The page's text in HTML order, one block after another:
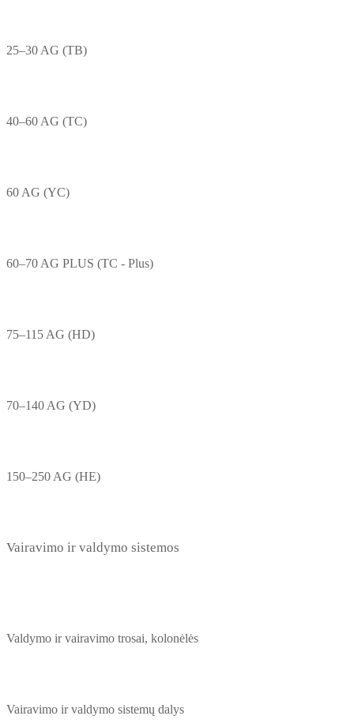
25–30 AG (TB)
40–60 AG (TC)
60 AG (YC)
60–70 AG PLUS (TC - Plus)
75–115 AG (HD)
70–140 AG (YD)
150–250 AG (HE)
Vairavimo ir valdymo sistemos
Valdymo ir vairavimo trosai, kolonėlės
Vairavimo ir valdymo sistemų dalys